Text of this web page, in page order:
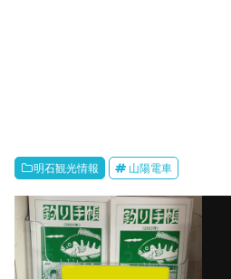
明石観光情報 山陽電車